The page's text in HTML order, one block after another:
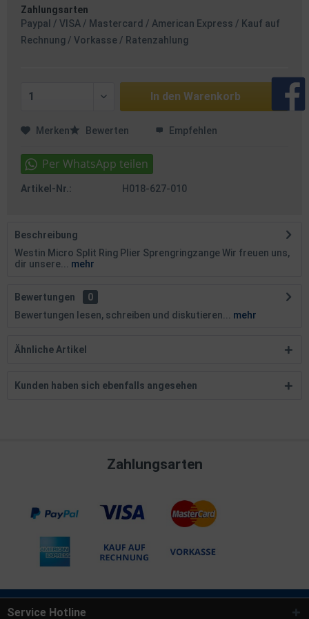
Zahlungsarten
Paypal / VISA / Mastercard / American Express / Kauf auf
Rechnung / Vorkasse / Ratenzahlung
In den Warenkorb
Merken Bewerten Empfehlen
Artikel-Nr.: H018-627-010
Beschreibung
Westin Micro Split Ring Plier Sprengringzange Wir freuen uns,
dir unsere...
mehr
Bewertungen
0
Bewertungen lesen, schreiben und diskutieren...
mehr
Ähnliche Artikel
Kunden haben sich ebenfalls angesehen
Zahlungsarten
Service Hotline